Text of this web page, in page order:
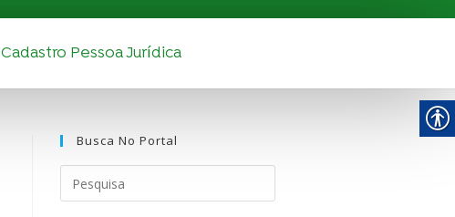
Cadastro Pessoa Jurídica
Busca No Portal